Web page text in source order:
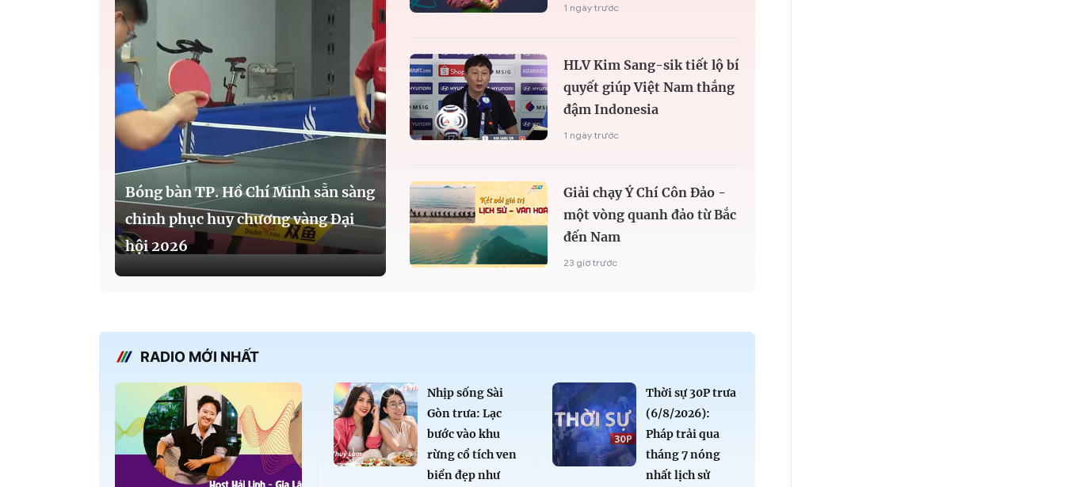
Bóng bàn TP. Hồ Chí Minh sẵn sàng
chinh phục huy chương vàng Đại
hội 2026
1 ngày trước
HLV Kim Sang-sik tiết lộ bí
quyết giúp Việt Nam thắng
đậm Indonesia
1 ngày trước
Giải chạy Ý Chí Côn Đảo -
một vòng quanh đảo từ Bắc
đến Nam
23 giờ trước
RADIO MỚI NHẤT
Nhịp sống Sài
Gòn trưa: Lạc
bước vào khu
rừng cổ tích ven
biển đẹp như
Thời sự 30P trưa
(6/8/2026):
Pháp trải qua
tháng 7 nóng
nhất lịch sử